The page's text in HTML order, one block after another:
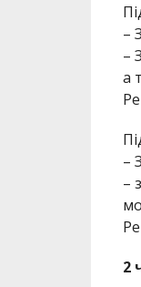
–
–
а
–
–
2